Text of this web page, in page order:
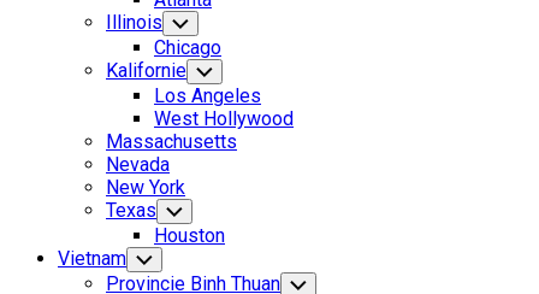
Menu
Illinois Toggle
Child
Menu
Chicago
Kalifornie Toggle
Child
Menu
Los Angeles
West Hollywood
Massachusetts
Nevada
New York
Texas Toggle
Child
Menu
Houston
Vietnam Toggle
Child
Provincie Binh Thuan Toggle